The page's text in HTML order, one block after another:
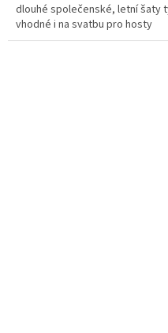
dlouhé společenské, letní šaty
vhodné i na svatbu pro hosty